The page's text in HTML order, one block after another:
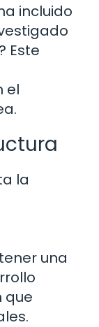
incluido
Este
el
la
una
que